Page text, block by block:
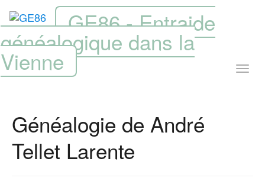
GE86 - Entraide
généalogique dans la
Vienne
Généalogie de André
Tellet Larente